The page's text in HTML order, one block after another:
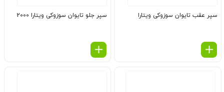
سپر عقب تایوان سوزوکی ویتارا سپر جلو تایوان سوزوکی ویتارا 2000